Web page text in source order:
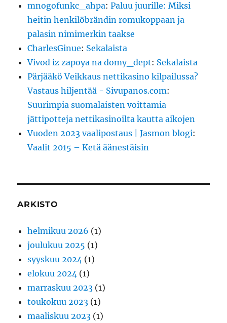
mnogofunkc_ahpa:Paluu juurille: Miksi
heitin henkilöbrändin romukoppaan ja
palasin nimimerkin taakse
CharlesGinue: Sekalaista
Vivod iz zapoya na domy_dept: Sekalaista
Pärjääkö Veikkaus nettikasino kilpailussa?
Vastaus hiljentää - Sivupanos.com:
Suurimpia suomalaisten voittamia
jättipotteja nettikasinoilta kautta aikojen
Vuoden 2023 vaalipostaus | Jasmon blogi:
Vaalit 2015 – Ketä äänestäisin
ARKISTO
helmikuu 2026 (1)
joulukuu 2025 (1)
syyskuu 2024 (1)
elokuu 2024 (1)
marraskuu 2023 (1)
toukokuu 2023 (1)
maaliskuu 2023 (1)